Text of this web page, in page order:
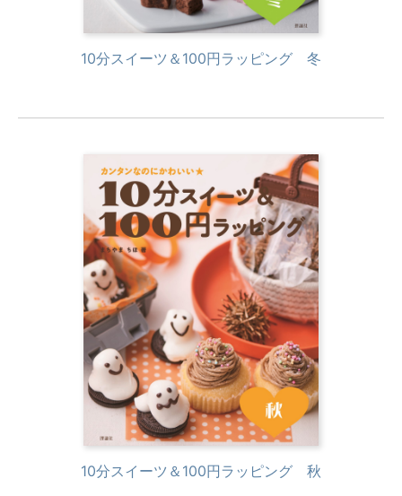
10分スイーツ＆100円ラッピング 冬
10分スイーツ＆100円ラッピング 秋